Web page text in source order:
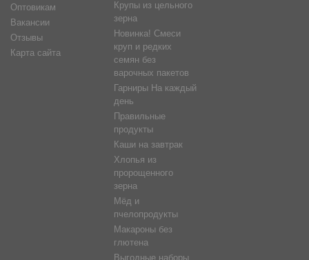
Оптовикам
Вакансии
Отзывы
Карта сайта
Крупы из цельного
зерна
Новинка! Смеси
круп и редких
семян без
варочных пакетов
Гарниры На каждый
день
Правильные
продукты
Каши на завтрак
Хлопья из
пророщенного
зерна
Мёд и
пчелопродукты
Макароны без
глютена